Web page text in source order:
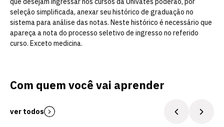
seleção simplificada, anexar seu histórico de graduação no
sistema para análise das notas. Neste histórico é necessário que
apareça a nota do processo seletivo de ingresso no referido
curso. Exceto medicina.
Com quem você vai aprender
ver todos
vagas para início de curso